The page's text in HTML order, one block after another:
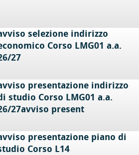
selezione indirizzo
Corso LMG01 a.a.
27
presentazione indirizzo
studio Corso LMG01 a.a.
27avviso present
presentazione piano di
Corso L14